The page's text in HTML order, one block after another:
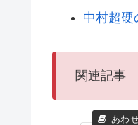
中村超硬
関連記事